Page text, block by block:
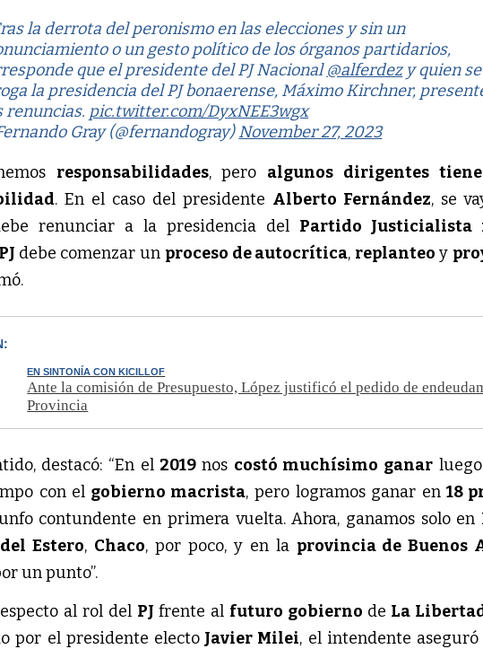
la derrota del peronismo en las elecciones y sin un
o un gesto político de los órganos partidarios,
que el presidente del PJ Nacional@alferdezy quien se
la presidencia del PJ bonaerense, Máximo Kirchner,
renuncias. pic.twitter.com/DyxNEE3wgx
Gray (@fernandogray)November 27, 2023
responsabilidades, pero algunos dirigentes
. En el caso del presidente Alberto Fernández, se
renunciar a la presidencia del Partido Justicialista
PJ debe comenzar un proceso de autocrítica, replanteo y
EN SINTONÍA CON KICILLOF
Ante la comisión de Presupuesto, López justificó el pedido de
Provincia
destacó: “En el 2019nos costó muchísimo ganar
con el gobierno macrista, pero logramos ganar en18
contundente en primera vuelta. Ahora, ganamos solo en
Estero, Chaco, por poco, y en la provincia de Buenos
un punto”.
al rol del PJfrente al futuro gobierno de La
por el presidente electoJavier Milei, el intendente aseguró